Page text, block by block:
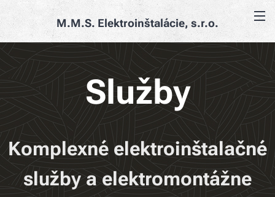
M.M.S. Elektroinštalácie, s.r.o.
Služby
Komplexné elektroinštalačné
služby a elektromontážne